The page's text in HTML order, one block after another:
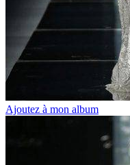
Ajoutez à mon album